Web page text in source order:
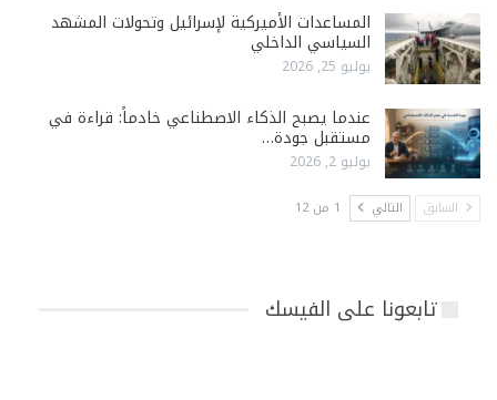
المساعدات الأميركية لإسرائيل وتحولات المشهد
السياسي الداخلي
يوليو 25, 2026
عندما يصبح الذكاء الاصطناعي خادماً: قراءة في
مستقبل جودة…
يوليو 2, 2026
السابق التالي 1 من 12
تابعونا على الفيسك